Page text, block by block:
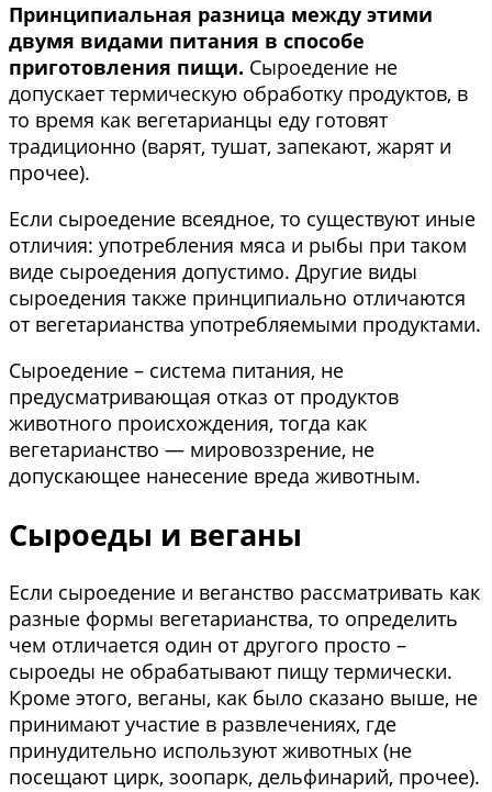
Принципиальная разница между этими
двумя видами питания в способе
приготовления пищи. Сыроедение не
допускает термическую обработку продуктов, в
то время как вегетарианцы еду готовят
традиционно (варят, тушат, запекают, жарят и
прочее).
Если сыроедение всеядное, то существуют иные
отличия: употребления мяса и рыбы при таком
виде сыроедения допустимо. Другие виды
сыроедения также принципиально отличаются
от вегетарианства употребляемыми продуктами.
Сыроедение – система питания, не
предусматривающая отказ от продуктов
животного происхождения, тогда как
вегетарианство — мировоззрение, не
допускающее нанесение вреда животным.
Сыроеды и веганы
Если сыроедение и веганство рассматривать как
разные формы вегетарианства, то определить
чем отличается один от другого просто –
сыроеды не обрабатывают пищу термически.
Кроме этого, веганы, как было сказано выше, не
принимают участие в развлечениях, где
принудительно используют животных (не
посещают цирк, зоопарк, дельфинарий, прочее).